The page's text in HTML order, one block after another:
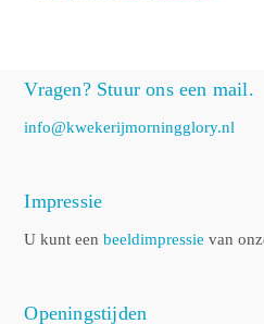
Vragen? Stuur ons een mail.
info@kwekerijmorningglory.nl
Impressie
U kunt eenbeeldimpressie van
Openingstijden